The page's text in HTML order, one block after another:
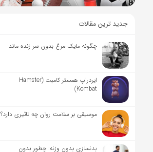
جدید ترین مقالات
چگونه مایک مرغ بدون سر زنده ماند
ایردراپ همستر کامبت (Hamster
Kombat)
موسیقی بر سلامت روان چه تاثیری دارد؟
بدنسازی بدون وزنه: چطور بدون